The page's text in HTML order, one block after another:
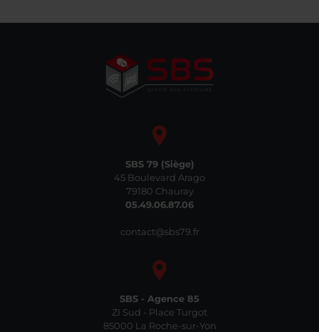
SBS 79 (Siège)
45 Boulevard Arago
79180 Chauray
05.49.06.87.06
contact@sbs79.fr
SBS - Agence 85
ZI Sud - Place Turgot
85000 La Roche-sur-Yon